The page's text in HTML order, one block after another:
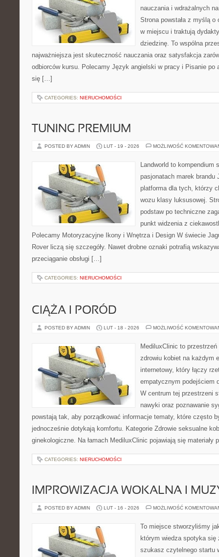
nauczania i wdrażalnych
Strona powstała z myślą
w miejscu i traktują
dziedzinę. To wspólna
najważniejsza jest skuteczność nauczania oraz satysfakcja
odbiorców kursu. Polecamy Język angielski w pracy i Pisanie po
się […]
CATEGORIES: NIERUCHOMOŚCI
TUNING PREMIUM
POSTED BY ADMIN LUT - 19 - 2026 MOŻLIWOŚĆ
Landworld to kompendium
pasjonatach marek brandu
platforma dla tych, którzy
wozu klasy luksusowej.
podstaw po techniczne
punkt widzenia z
Polecamy Motoryzacyjne Ikony i Wnętrza i Design W świecie
Rover liczą się szczegóły. Nawet drobne oznaki potrafią
przeciąganie obsługi […]
CATEGORIES: NIERUCHOMOŚCI
CIĄŻA I PORÓD
POSTED BY ADMIN LUT - 18 - 2026 MOŻLIWOŚĆ
MediluxClinic to
zdrowiu kobiet na każdym
internetowy, który łączy
empatycznym podejściem
W centrum tej przestrzeni
nawyki oraz poznawanie
powstają tak, aby porządkować informacje tematy, które często
jednocześnie dotykają komfortu. Kategorie Zdrowie seksualne
ginekologiczne. Na łamach MediluxClinic pojawiają się
CATEGORIES: NIERUCHOMOŚCI
IMPROWIZACJA WOKALNA I
POSTED BY ADMIN LUT - 16 - 2026 MOŻLIWOŚĆ
To miejsce stworzyliśmy
którym wiedza spotyka
szukasz czytelnego startu